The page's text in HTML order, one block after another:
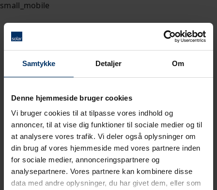
Samtykke Detaljer Om
Denne hjemmeside bruger cookies
Vi bruger cookies til at tilpasse vores indhold og
annoncer, til at vise dig funktioner til sociale medier og til
at analysere vores trafik. Vi deler også oplysninger om
din brug af vores hjemmeside med vores partnere inden
for sociale medier, annonceringspartnere og
analysepartnere. Vores partnere kan kombinere disse
data med andre oplysninger, du har givet dem, eller som